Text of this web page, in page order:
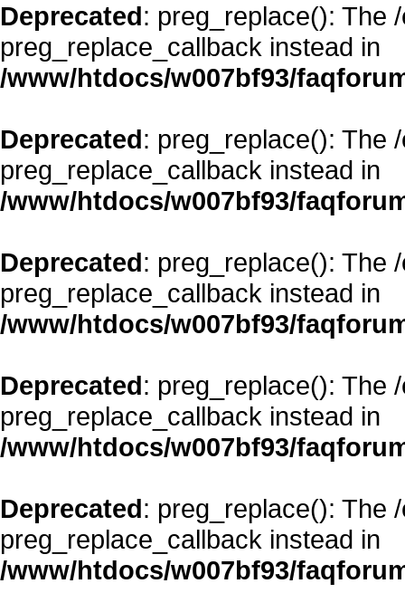
Deprecated: preg_replace(): The
preg_replace_callback instead in
/www/htdocs/w007bf93/
Deprecated: preg_replace(): The
preg_replace_callback instead in
/www/htdocs/w007bf93/
Deprecated: preg_replace(): The
preg_replace_callback instead in
/www/htdocs/w007bf93/
Deprecated: preg_replace(): The
preg_replace_callback instead in
/www/htdocs/w007bf93/
Deprecated: preg_replace(): The
preg_replace_callback instead in
/www/htdocs/w007bf93/